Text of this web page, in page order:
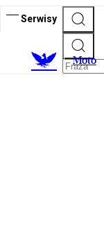
Serwisy
Moto